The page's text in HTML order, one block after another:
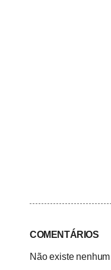
COMENTÁRIOS
Não existe